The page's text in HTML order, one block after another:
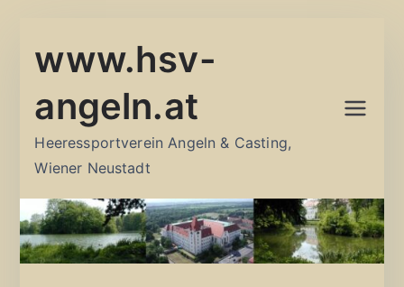
Inhalt
www.hsv-
angeln.at
Heeressportverein Angeln & Casting,
Wiener Neustadt